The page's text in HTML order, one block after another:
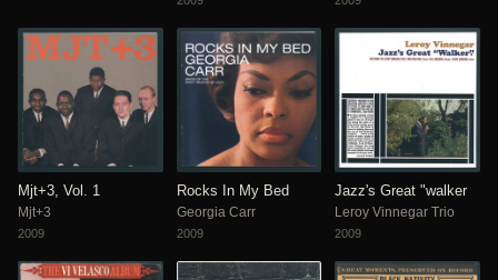
Mjt+3, Vol. 1
Mjt+3
2009
Rocks In My Bed
Georgia Carr
2009
Jazz's Great "walker
Leroy Vinnegar Trio
2009